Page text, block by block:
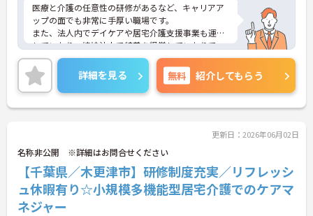
医療と介護の任意性の研修があるなど、キャリアア
ップの面でも非常に手厚い職場です。
また、法人内でデイケアや居宅介護支援事業も運営
していたり、姉妹法人で特養を経営していたりで、
キャリアチェンジの選択肢も幅広い職場となってお
ります。
社員旅行や法人内イベントも開催しているため、ス
タッフの仲も良く、アットホームな雰囲気が自慢で
す。その結果、離職率が低く、産休・育休から復職
ご興味ある方には、面接対策ポイントなど、詳細を
お話しいたしますのでお気軽にご相談ください。
詳細を見る 無料 紹介してもらう
更新日：2026年06月02日
名称非公開 ※詳細はお問合せください
【千葉県／木更津市】研修制度充実／リフレッシ
ュ休暇有り☆小規模多機能型居宅介護でのケアマ
ネジャー